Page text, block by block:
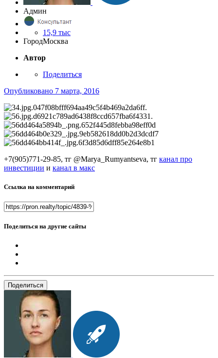
Админ
15,9 тыс
ГородМосква
Автор
Поделиться
Опубликовано 7 марта, 2016
+7(905)771-29-85, тг @Marya_Rumyantseva, тг канал про
инвестиции и канал в макс
Ссылка на комментарий
Поделиться на другие сайты
Поделиться